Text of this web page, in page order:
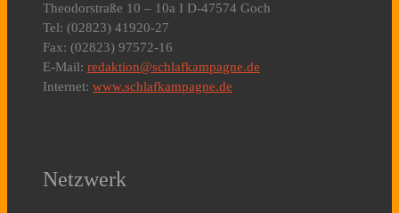
Theodorstraße 10 – 10a I D-47574 Goch
Tel: (02823) 41920-27
Fax: (02823) 97572-16
E-Mail: redaktion@schlafkampagne.de
Internet: www.schlafkampagne.de
Netzwerk